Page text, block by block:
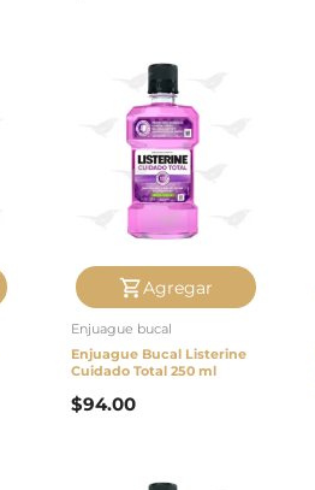
Agregar
Enjuague bucal
Enjuague Bucal Listerine
Cuidado Total 250 ml
$94.00